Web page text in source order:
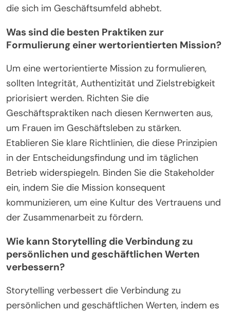
die sich im Geschäftsumfeld abhebt.
Was sind die besten Praktiken zur
Formulierung einer wertorientierten Mission?
Um eine wertorientierte Mission zu formulieren,
sollten Integrität, Authentizität und Zielstrebigkeit
priorisiert werden. Richten Sie die
Geschäftspraktiken nach diesen Kernwerten aus,
um Frauen im Geschäftsleben zu stärken.
Etablieren Sie klare Richtlinien, die diese Prinzipien
in der Entscheidungsfindung und im täglichen
Betrieb widerspiegeln. Binden Sie die Stakeholder
ein, indem Sie die Mission konsequent
kommunizieren, um eine Kultur des Vertrauens und
der Zusammenarbeit zu fördern.
Wie kann Storytelling die Verbindung zu
persönlichen und geschäftlichen Werten
verbessern?
Storytelling verbessert die Verbindung zu
persönlichen und geschäftlichen Werten, indem es